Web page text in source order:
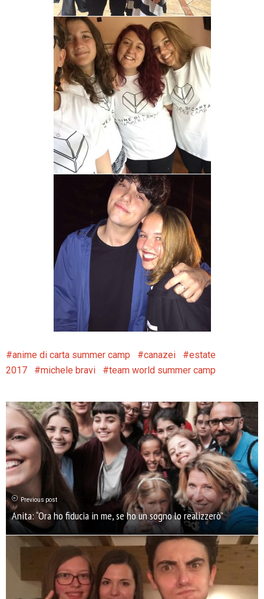
anime di carta summer camp canazei
estate
2017
michele bravi team world summer camp
Previous post
Anita: “Ora ho fiducia in me, se ho un sogno lo realizzerò”